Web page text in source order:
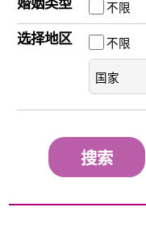
婚姻类型 不限
选择地区 不限
搜索